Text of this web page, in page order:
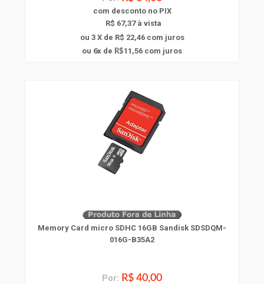
com desconto no PIX
R$ 67,37 à vista
ou 3 X de R$ 22,46com juros
ou 6x de R$11,56 com juros
Memory Card micro SDHC 16GB Sandisk SDSDQM-
016G-B35A2
Por: R$ 40,00